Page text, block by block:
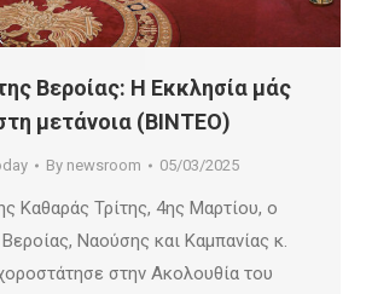
Βεροίας: Η Εκκλη­σία μάς
μετά­νοια (ΒΙΝΤΕΟ)
By newsroom 05/03/2025
Καθαράς Τρίτης, 4ης Μαρτίου, ο
Ναούσης και Καμπανίας κ.
στην Ακολουθία του